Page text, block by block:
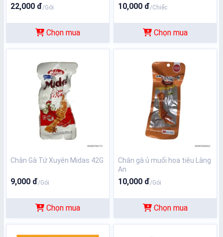
22,000 đ/Gói
Chọn mua
10,000 đ/Chiếc
Chọn mua
Chân Gà Tứ Xuyên Midas 42G
9,000 đ/Gói
Chọn mua
Chân gà ủ muối hoa tiêu Làng
An
10,000 đ/Gói
Chọn mua